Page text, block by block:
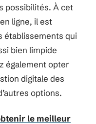
possibilités. À cet
ligne, il est
établissements qui
bien limpide
également opter
digitale des
options.
le meilleur